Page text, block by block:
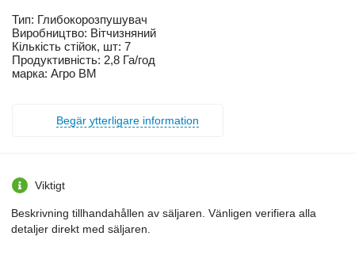
Тип: Глибокорозпушувач
Виробництво: Вітчизняний
Кількість стійок, шт: 7
Продуктивність: 2,8 Га/год
марка: Агро ВМ
Begär ytterligare information
Viktigt
Beskrivning tillhandahållen av säljaren. Vänligen verifiera alla
detaljer direkt med säljaren.